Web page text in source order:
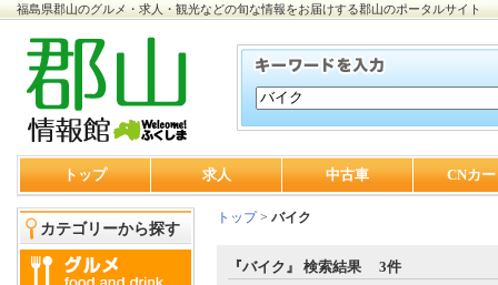
福島県郡山のグルメ・求人・観光などの旬な情報をお届けする郡山のポータルサイト
トップ 求人 中古車 CNカ
カテゴリーから探す
トップ> バイク
『バイク』 検索結果 3件